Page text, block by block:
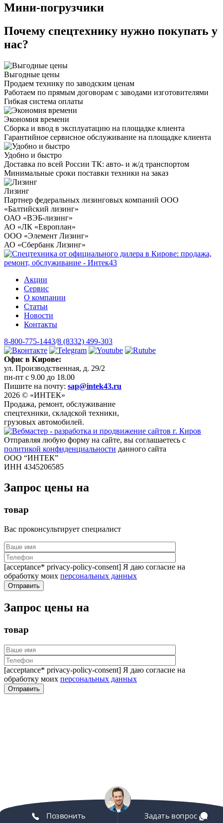
Мини-погрузчики
Почему спецтехнику нужно покупать у
нас?
Выгодные цены
Продаем технику по заводским ценам
Работаем по прямым договорам с заводами изготовителями
Гибкая система оплаты
Экономия времени
Сборка и ввод в эксплуатацию на площадке клиента
Гарантийное сервисное обслуживание на площадке клиента
Удобно и быстро
Доставка по всей России ТК: авто- и ж/д транспортом
Минимальные сроки поставки техники на заказ
Лизинг
Партнер федеральных лизинговых компаний ООО
«Балтийский лизинг»
ОАО «ВЭБ-лизинг»
АО «ЛК «Европлан»
ООО «Элемент Лизинг»
АО «Сбербанк Лизинг»
Акции
Сервис
О компании
Статьи
Новости
Контакты
8-800-775-1443/8 (8332) 499-303
Офис в Кирове:
ул. Производственная, д. 29/2
пн-пт с 9.00 до 18.00
Пишите на почту: sap@intek43.ru
2026 © «ИНТЕК»
Продажа, ремонт, обслуживание
спецтехники, складской техники,
грузовых автомобилей.
Отправляя любую форму на сайте, вы соглашаетесь с
политикой конфиденциальности данного сайта
ООО “ИНТЕК”
ИНН 4345206585
Запрос цены на
товар
Вас проконсультирует специалист
[acceptance* privacy-policy-consent] Я даю согласие на
обработку моих персональных данных
Запрос цены на
товар
[acceptance* privacy-policy-consent] Я даю согласие на
обработку моих персональных данных
Позвонить Задать вопрос